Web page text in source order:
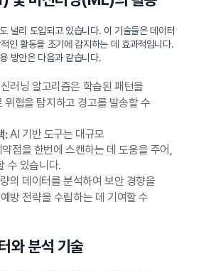
널리 도입되고 있습니다. 이 기술들은 데이터
인 활동을 조기에 감지하는 데 효과적입니다.
방안은 다음과 같습니다.
러닝 알고리즘은 학습된 패턴을
위협을 탐지하고 경고를 발송할 수
:AI 기반 도구는 대규모
점을 한번에 스캔하는 데 도움을 주어,
수 있습니다.
의 데이터를 분석하여 보안 경향을
방 전략을 수립하는 데 기여할 수
와 분석 기술